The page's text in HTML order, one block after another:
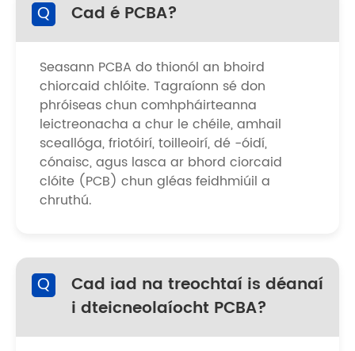
Q Cad é PCBA?
Seasann PCBA do thionól an bhoird
chiorcaid chlóite. Tagraíonn sé don
phróiseas chun comhpháirteanna
leictreonacha a chur le chéile, amhail
sceallóga, friotóirí, toilleoirí, dé -óidí,
cónaisc, agus lasca ar bhord ciorcaid
clóite (PCB) chun gléas feidhmiúil a
chruthú.
Q
Cad iad na treochtaí is déanaí
i dteicneolaíocht PCBA?